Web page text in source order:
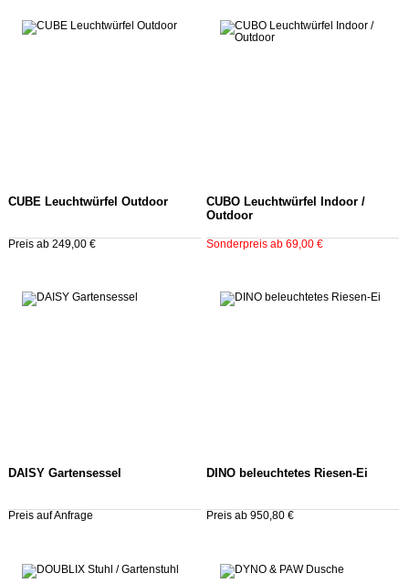
CUBE Leuchtwürfel Outdoor
Preis ab 249,00 €
CUBO Leuchtwürfel Indoor /
Outdoor
Sonderpreis ab 69,00 €
DAISY Gartensessel
Preis auf Anfrage
DINO beleuchtetes Riesen-Ei
Preis ab 950,80 €